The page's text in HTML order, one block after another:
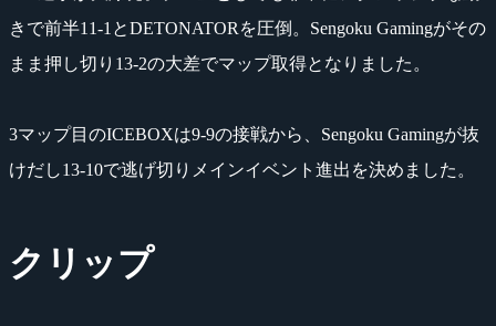
きで前半11-1とDETONATORを圧倒。Sengoku Gamingがその
まま押し切り13-2の大差でマップ取得となりました。
3マップ目のICEBOXは9-9の接戦から、Sengoku Gamingが抜
けだし13-10で逃げ切りメインイベント進出を決めました。
クリップ